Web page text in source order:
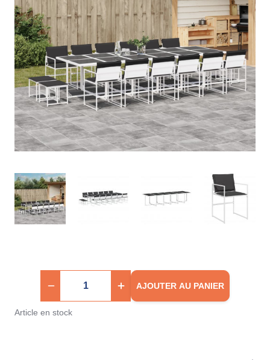
AJOUTER AU PANIER
Article en stock